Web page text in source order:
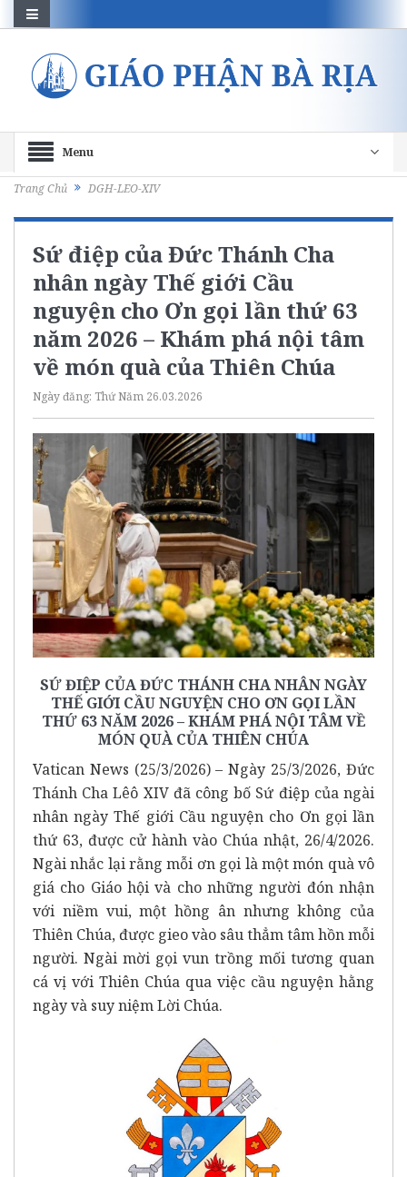
Menu
Trang Chủ DGH-LEO-XIV
Sứ điệp của Đức Thánh Cha
nhân ngày Thế giới Cầu
nguyện cho Ơn gọi lần thứ 63
năm 2026 – Khám phá nội tâm
về món quà của Thiên Chúa
Ngày đăng: Thứ Năm 26.03.2026
SỨ ĐIỆP CỦA ĐỨC THÁNH CHA NHÂN NGÀY
THẾ GIỚI CẦU NGUYỆN CHO ƠN GỌI LẦN
THỨ 63 NĂM 2026 – KHÁM PHÁ NỘI TÂM VỀ
MÓN QUÀ CỦA THIÊN CHÚA
Vatican News (25/3/2026) – Ngày 25/3/2026, Đức
Thánh Cha Lêô XIV đã công bố Sứ điệp của ngài
nhân ngày Thế giới Cầu nguyện cho Ơn gọi lần
thứ 63, được cử hành vào Chúa nhật, 26/4/2026.
Ngài nhắc lại rằng mỗi ơn gọi là một món quà vô
giá cho Giáo hội và cho những người đón nhận
với niềm vui, một hồng ân nhưng không của
Thiên Chúa, được gieo vào sâu thẳm tâm hồn mỗi
người. Ngài mời gọi vun trồng mối tương quan
cá vị với Thiên Chúa qua việc cầu nguyện hằng
ngày và suy niệm Lời Chúa.